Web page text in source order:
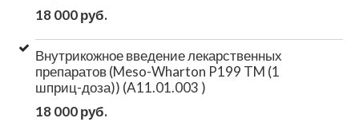
18 000 руб.
Внутрикожное введение лекарственных
препаратов (Meso-Wharton P199 TM (1
шприц-доза)) (A11.01.003 )
18 000 руб.